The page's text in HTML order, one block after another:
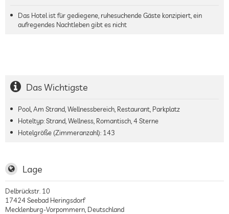
Das Hotel ist für gediegene, ruhesuchende Gäste konzipiert, ein
aufregendes Nachtleben gibt es nicht
Das Wichtigste
Pool, Am Strand, Wellnessbereich, Restaurant, Parkplatz
Hoteltyp: Strand, Wellness, Romantisch, 4 Sterne
Hotelgröße (Zimmeranzahl): 143
Lage
Delbrückstr. 10
17424Seebad Heringsdorf
Mecklenburg-Vorpommern Deutschland